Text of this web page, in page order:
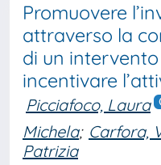
Promuovere
attraverso la
di un
incentivare
Picciafoco, Laura
Michela; Carfora,
Patrizia